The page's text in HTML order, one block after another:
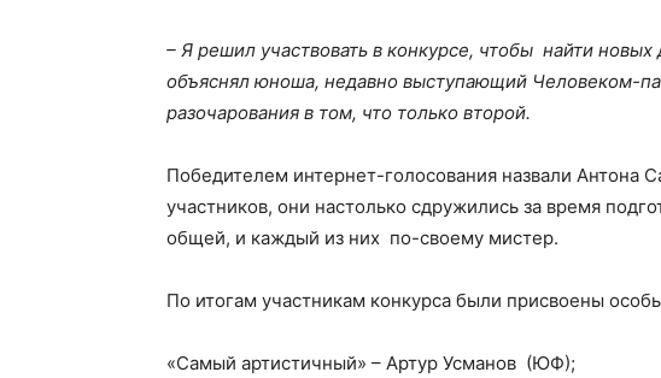
– Я решил участвовать в конкурсе, чтобы найти
объяснял юноша, недавно выступающий Человеком-
разочарования в том, что только второй.
Победителем интернет-голосования назвали Антона
участников, они настолько сдружились за время
общей, и каждый из них по-своему мистер.
По итогам участникам конкурса были присвоены
«Самый артистичный» – Артур Усманов (ЮФ);